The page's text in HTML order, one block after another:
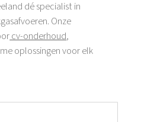
dé specialist in
Onze
cv-onderhoud,
oplossingen voor elk